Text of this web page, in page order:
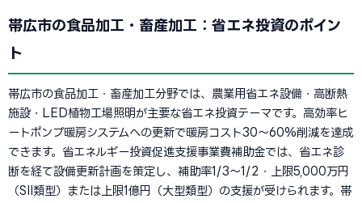
帯広市の食品加工・畜産加工：省エネ投資のポイン
ト
帯広市の食品加工・畜産加工分野では、農業用省エネ設備・高断熱
施設・LED植物工場照明が主要な省エネ投資テーマです。高効率ヒ
ートポンプ暖房システムへの更新で暖房コスト30〜60%削減を達成
できます。省エネルギー投資促進支援事業費補助金では、省エネ診
断を経て設備更新計画を策定し、補助率1/3〜1/2・上限5,000万円
（SII類型）または上限1億円（大型類型）の支援が受けられます。帯